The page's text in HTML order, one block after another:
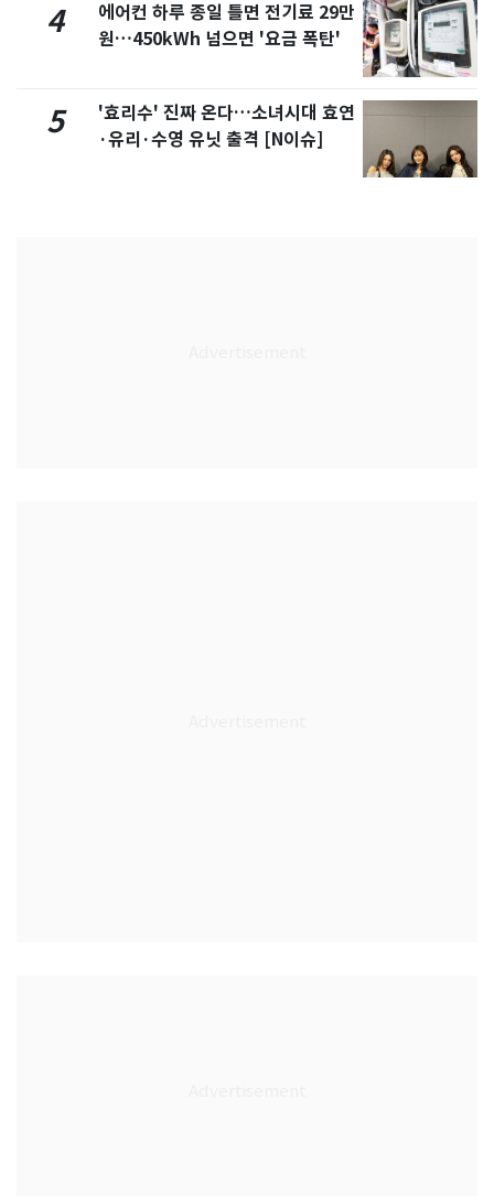
4
에어컨 하루 종일 틀면 전기료 29만
원…450kWh 넘으면 '요금 폭탄'
5
'효리수' 진짜 온다…소녀시대 효연
·유리·수영 유닛 출격 [N이슈]